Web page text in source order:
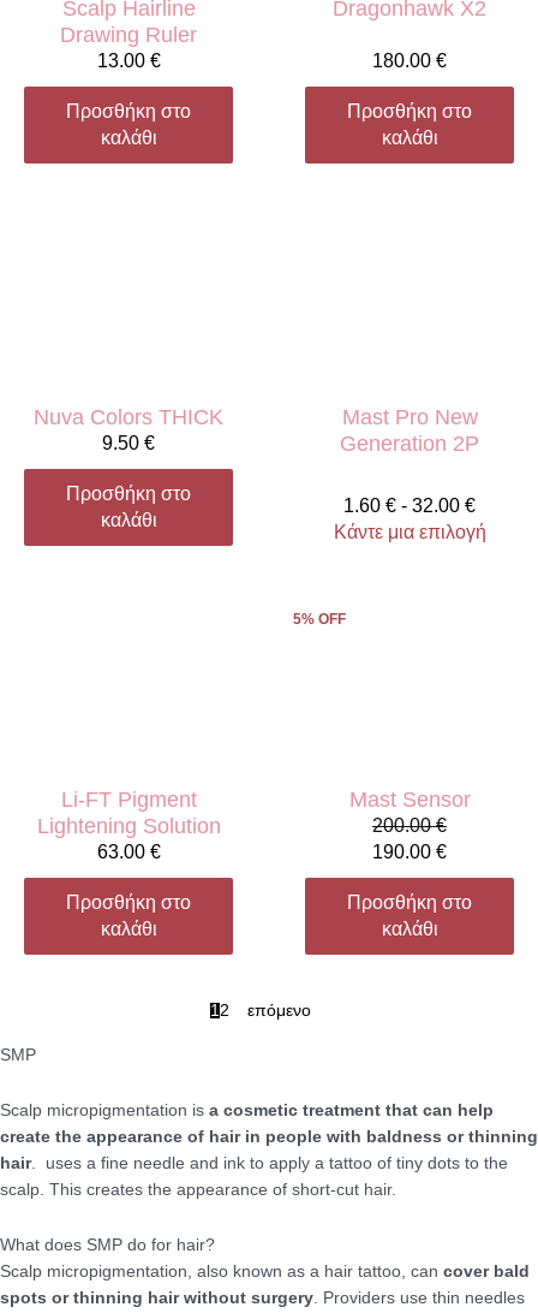
Scalp Hairline
Drawing Ruler
13.00 €
Προσθήκη στο
καλάθι
Dragonhawk X2
180.00 €
Προσθήκη στο
καλάθι
Nuva Colors THICK
9.50 €
Προσθήκη στο
καλάθι
Mast Pro New
Generation 2P
1.60 € - 32.00 €
Κάντε μια επιλογή
Li-FT Pigment
Lightening Solution
63.00 €
Προσθήκη στο
καλάθι
5% OFF
Mast Sensor
200.00€
190.00 €
Προσθήκη στο
καλάθι
1 2 επόμενο
SMP
Scalp micropigmentation is a cosmetic treatment that can help
create the appearance of hair in people with baldness or thinning
hair.
uses a fine needle and ink to apply a tattoo of tiny dots to the
scalp. This creates the appearance of short-cut hair.
What does SMP do for hair?
Scalp micropigmentation, also known as a hair tattoo, can cover bald
spots or thinning hair without surgery . Providers use thin needles